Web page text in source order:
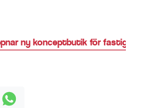
ny konceptbutik för